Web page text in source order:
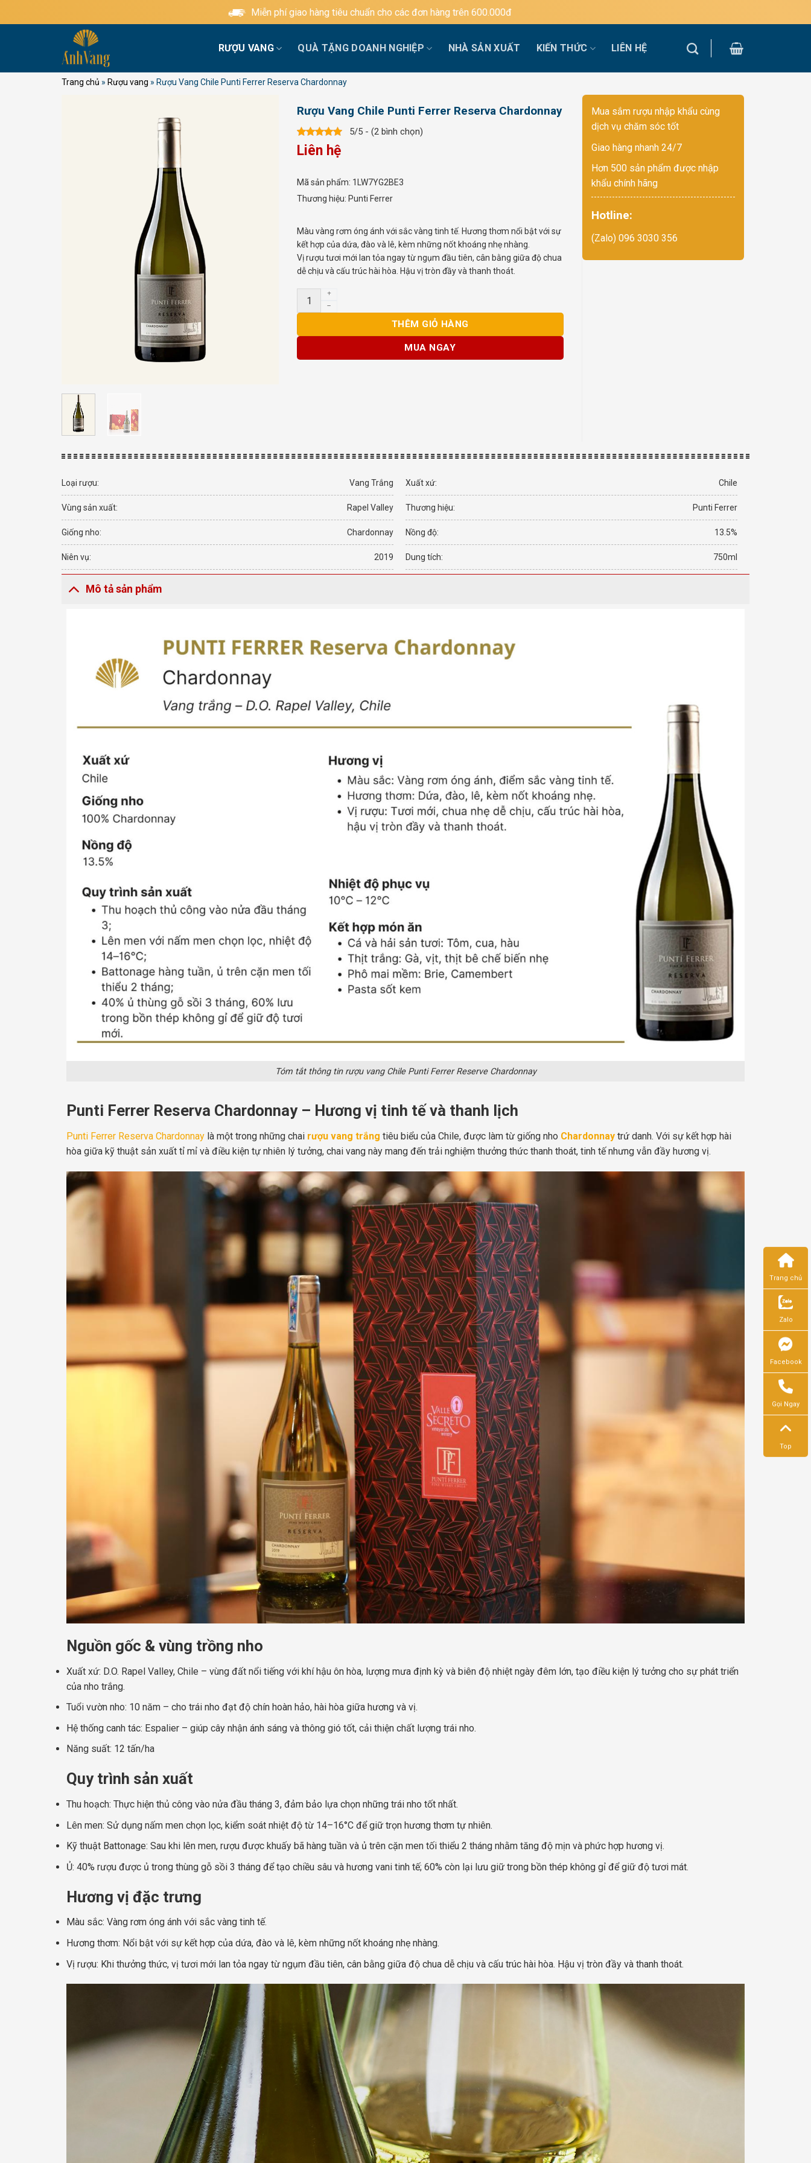
qua
Miễn phí giao hàng tiêu chuẩn cho các đơn hàng trên 600.000đ
RƯỢU VANG QUÀ TẶNG DOANH NGHIỆP NHÀ SẢN XUẤT KIẾN THỨC LIÊN HỆ
Trang chủ » Rượu vang » Rượu Vang Chile Punti Ferrer Reserva Chardonnay
Rượu Vang Chile Punti Ferrer Reserva Chardonnay
5/5 - (2 bình chọn)
Liên hệ
Màu vàng rơm óng ánh với sắc vàng tinh tế. Hương thơm nổi bật với sự
kết hợp của dứa, đào và lê, kèm những nốt khoáng nhẹ nhàng.
Vị rượu tươi mới lan tỏa ngay từ ngụm đầu tiên, cân bằng giữa độ chua
dễ chịu và cấu trúc hài hòa. Hậu vị tròn đầy và thanh thoát.
Rượu Vang Chile Punti Ferrer Reserva Chardonnay số lượng
THÊM GIỎ HÀNG
MUA NGAY
Mã sản phẩm: 1LW7YG2BE3
Thương hiệu: Punti Ferrer
Mua sắm rượu nhập khẩu cùng
dịch vụ chăm sóc tốt
Giao hàng nhanh 24/7
Hơn 500 sản phẩm được nhập
khẩu chính hãng
Hotline:
(Zalo) 096 3030 356
Loại rượu: Vang Trắng Xuất xứ: Chile
Vùng sản xuất: Rapel Valley Thương hiệu: Punti Ferrer
Giống nho: Chardonnay Nồng độ: 13.5%
Niên vụ: 2019 Dung tích: 750ml
Mô tả sản phẩm
Tóm tắt thông tin rượu vang Chile Punti Ferrer Reserve Chardonnay
Punti Ferrer Reserva Chardonnay – Hương vị tinh tế và thanh lịch
Punti Ferrer Reserva Chardonnay là một trong những chai rượu vang trắng tiêu biểu của Chile, được làm từ giống nho Chardonnay trứ danh. Với sự kết hợp hài
hòa giữa kỹ thuật sản xuất tỉ mỉ và điều kiện tự nhiên lý tưởng, chai vang này mang đến trải nghiệm thưởng thức thanh thoát, tinh tế nhưng vẫn đầy hương vị.
Nguồn gốc & vùng trồng nho
Xuất xứ: D.O. Rapel Valley, Chile – vùng đất nổi tiếng với khí hậu ôn hòa, lượng mưa định kỳ và biên độ nhiệt ngày đêm lớn, tạo điều kiện lý tưởng cho sự phát triển
của nho trắng.
Tuổi vườn nho: 10 năm – cho trái nho đạt độ chín hoàn hảo, hài hòa giữa hương và vị.
Hệ thống canh tác: Espalier – giúp cây nhận ánh sáng và thông gió tốt, cải thiện chất lượng trái nho.
Năng suất: 12 tấn/ha
Quy trình sản xuất
Thu hoạch: Thực hiện thủ công vào nửa đầu tháng 3, đảm bảo lựa chọn những trái nho tốt nhất.
Lên men: Sử dụng nấm men chọn lọc, kiểm soát nhiệt độ từ 14–16°C để giữ trọn hương thơm tự nhiên.
Kỹ thuật Battonage: Sau khi lên men, rượu được khuấy bã hàng tuần và ủ trên cặn men tối thiểu 2 tháng nhằm tăng độ mịn và phức hợp hương vị.
Ủ: 40% rượu được ủ trong thùng gỗ sồi 3 tháng để tạo chiều sâu và hương vani tinh tế; 60% còn lại lưu giữ trong bồn thép không gỉ để giữ độ tươi mát.
Hương vị đặc trưng
Màu sắc: Vàng rơm óng ánh với sắc vàng tinh tế.
Hương thơm: Nổi bật với sự kết hợp của dứa, đào và lê, kèm những nốt khoáng nhẹ nhàng.
Vị rượu: Khi thưởng thức, vị tươi mới lan tỏa ngay từ ngụm đầu tiên, cân bằng giữa độ chua dễ chịu và cấu trúc hài hòa. Hậu vị tròn đầy và thanh thoát.
Trang chủ
Zalo
Facebook
Gọi Ngay
Top